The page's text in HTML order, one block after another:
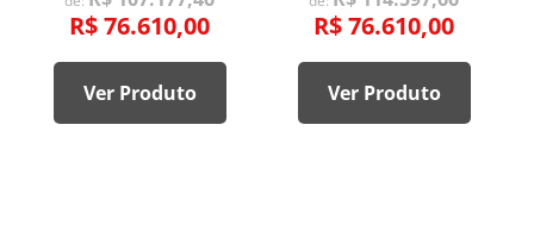
R$ 76.610,00
Ver Produto
R$ 76.610,00
Ver Produto